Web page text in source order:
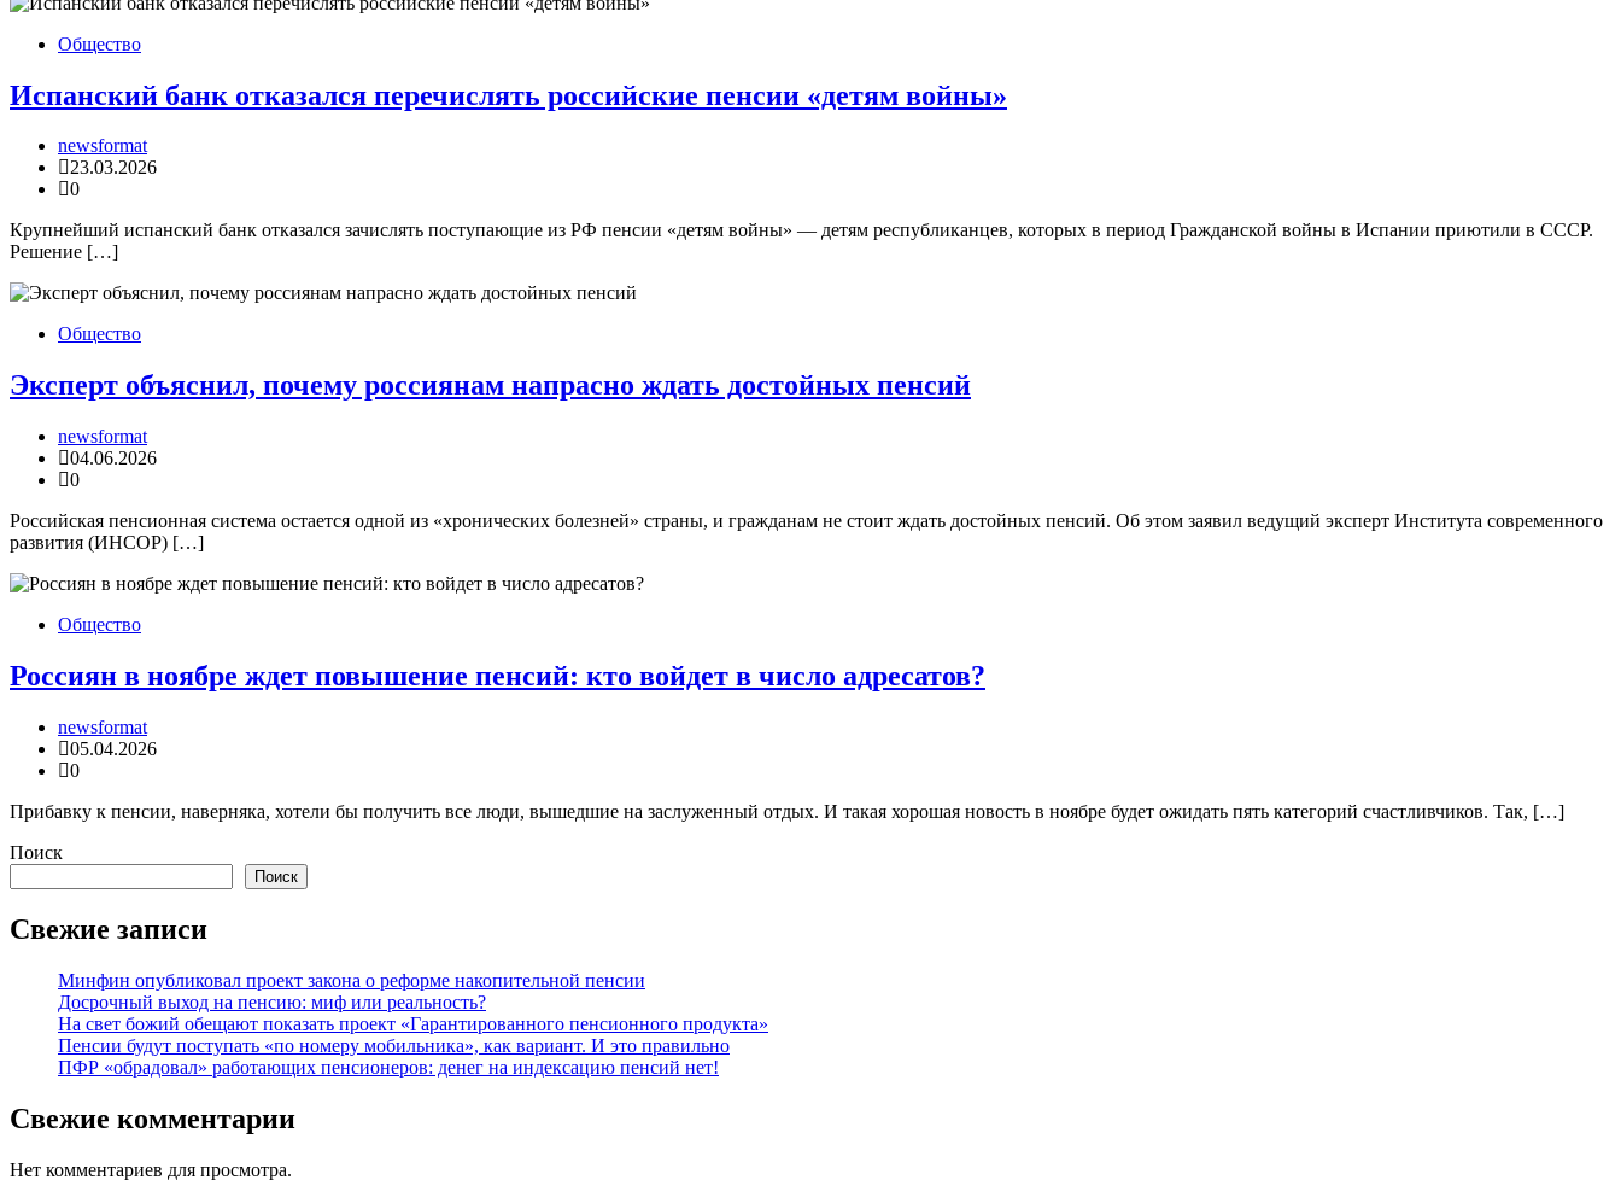
Общество
Испанский банк отказался перечислять российские пенсии «детям войны»
newsformat
23.03.2026
0
Крупнейший испанский банк отказался зачислять поступающие из РФ пенсии «детям войны» — детям республиканцев, которых в период Гражданской войны в Испании приютили в СССР.
Решение […]
Общество
Эксперт объяснил, почему россиянам напрасно ждать достойных пенсий
newsformat
04.06.2026
0
Российская пенсионная система остается одной из «хронических болезней» страны, и гражданам не стоит ждать достойных пенсий. Об этом заявил ведущий эксперт Института современного
развития (ИНСОР) […]
Общество
Россиян в ноябре ждет повышение пенсий: кто войдет в число адресатов?
newsformat
05.04.2026
0
Прибавку к пенсии, наверняка, хотели бы получить все люди, вышедшие на заслуженный отдых. И такая хорошая новость в ноябре будет ожидать пять категорий счастливчиков. Так, […]
Поиск
Поиск
Свежие записи
Минфин опубликовал проект закона о реформе накопительной пенсии
Досрочный выход на пенсию: миф или реальность?
На свет божий обещают показать проект «Гарантированного пенсионного продукта»
Пенсии будут поступать «по номеру мобильника», как вариант. И это правильно
ПФР «обрадовал» работающих пенсионеров: денег на индексацию пенсий нет!
Свежие комментарии
Нет комментариев для просмотра.